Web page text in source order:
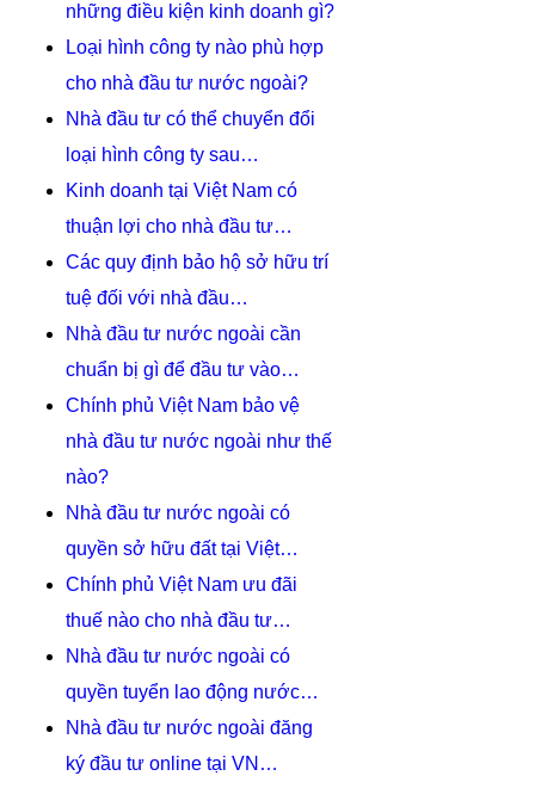
những điều kiện kinh doanh gì?
Loại hình công ty nào phù hợp
cho nhà đầu tư nước ngoài?
Nhà đầu tư có thể chuyển đổi
loại hình công ty sau…
Kinh doanh tại Việt Nam có
thuận lợi cho nhà đầu tư…
Các quy định bảo hộ sở hữu trí
tuệ đối với nhà đầu…
Nhà đầu tư nước ngoài cần
chuẩn bị gì để đầu tư vào…
Chính phủ Việt Nam bảo vệ
nhà đầu tư nước ngoài như thế
nào?
Nhà đầu tư nước ngoài có
quyền sở hữu đất tại Việt…
Chính phủ Việt Nam ưu đãi
thuế nào cho nhà đầu tư…
Nhà đầu tư nước ngoài có
quyền tuyển lao động nước…
Nhà đầu tư nước ngoài đăng
ký đầu tư online tại VN…